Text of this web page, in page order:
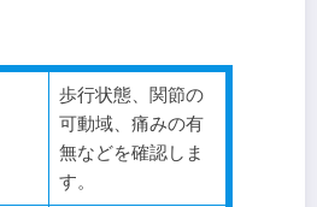
歩行状態、関節の
可動域、痛みの有
無などを確認しま
す。